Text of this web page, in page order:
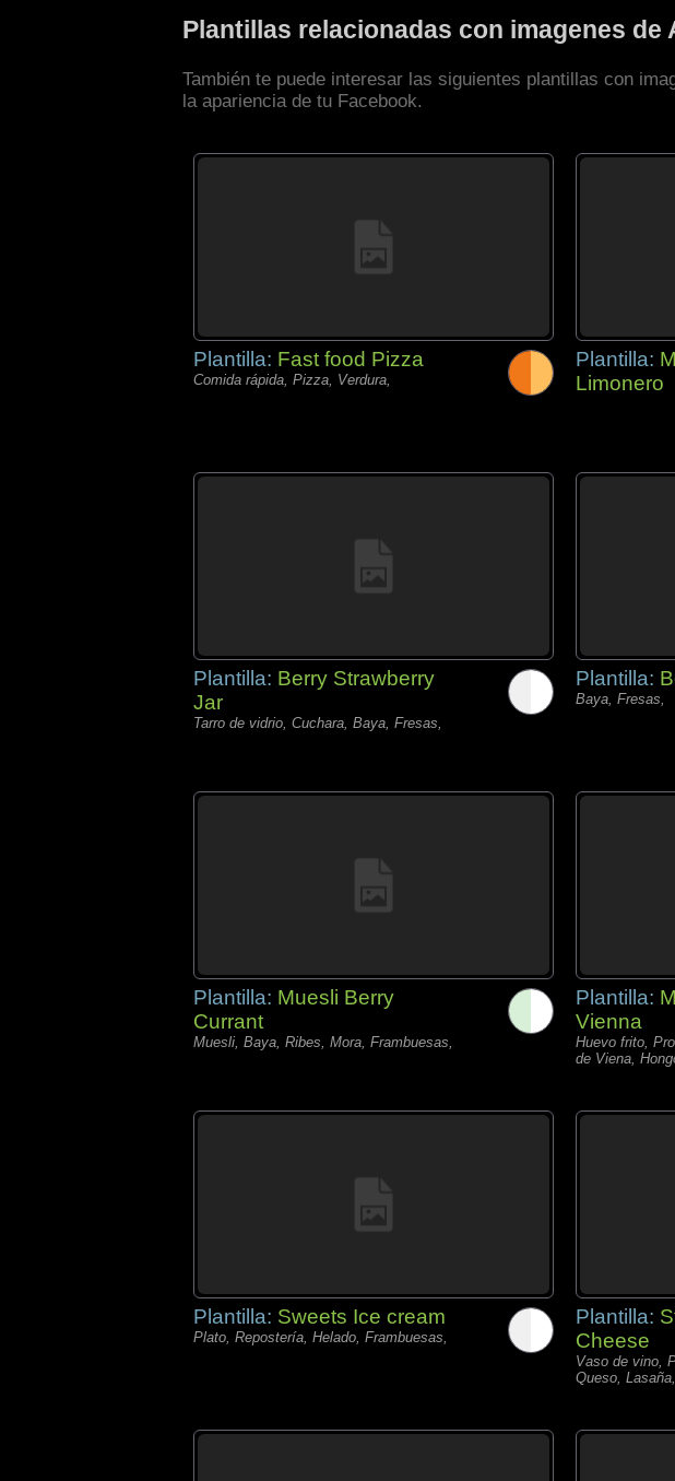
Plantillas relacionadas con imagenes de
También te puede interesar las siguientes plantillas con
la apariencia de tu Facebook.
Plantilla: Fast food Pizza
Comida rápida, Pizza, Verdura,
Plantilla:
Limonero
Plantilla: Berry Strawberry
Jar
Tarro de vidrio, Cuchara, Baya, Fresas,
Plantilla:
Baya, Fresas,
Plantilla: Muesli Berry
Currant
Muesli, Baya, Ribes, Mora, Frambuesas,
Plantilla:
Vienna
Huevo frito,
de Viena,
Plantilla: Sweets Ice cream
Plato, Repostería, Helado, Frambuesas,
Plantilla:
Cheese
Vaso de vino,
Queso, Lasaña,